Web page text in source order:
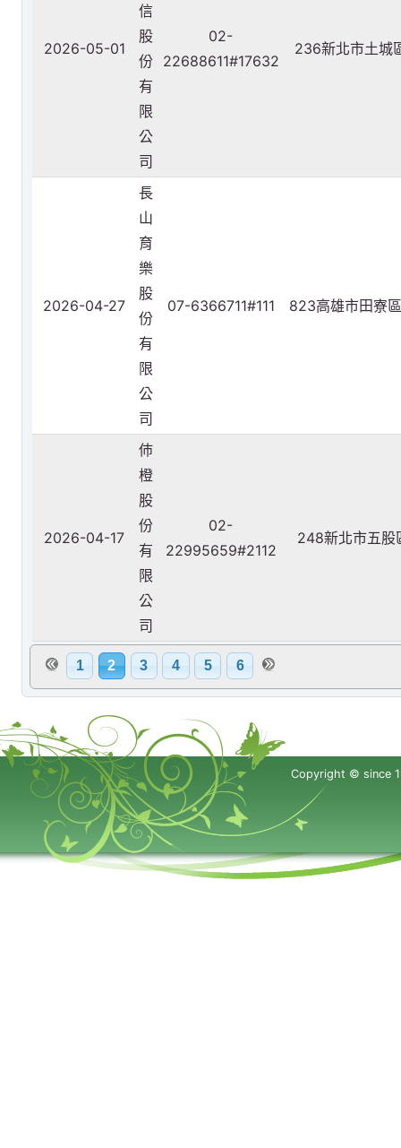
2026-05-01
信
股
份
有
限
公
司
02-
22688611#17632
236新北市土城
2026-04-27
長
山
育
樂
股
份
有
限
公
司
07-6366711#111 823高雄市田寮
2026-04-17
伂
橙
股
份
有
限
公
司
02-
22995659#2112
248新北市五股
1 2 3 4 5 6
Copyright © since